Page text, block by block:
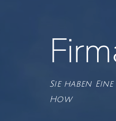
Sie haben
How